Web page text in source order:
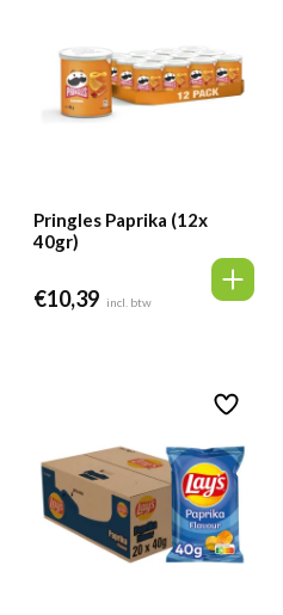
Pringles Paprika (12x
40gr)
€10,39 incl. btw